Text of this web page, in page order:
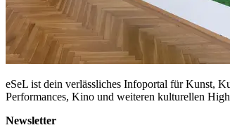
eSeL ist dein verlässliches Infoportal für Kunst,
Performances, Kino und weiteren kulturellen
Newsletter